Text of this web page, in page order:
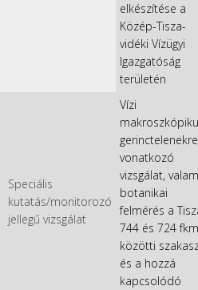
elkészítése a
Közép-Tisza-
vidéki Vízügyi
Igazgatóság
területén
Speciális
kutatás/monitorozó
jellegű vizsgálat
Vízi
gerinctelenekre
vonatkozó
vizsgálat,
botanikai
felmérés a
744 és 724
közötti
és a hozzá
kapcsolódó